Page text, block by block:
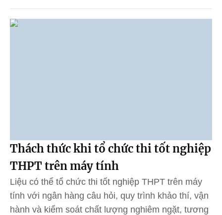
Thách thức khi tổ chức thi tốt nghiệp
THPT trên máy tính
Liệu có thể tổ chức thi tốt nghiệp THPT trên máy
tính với ngân hàng câu hỏi, quy trình khảo thí, vận
hành và kiểm soát chất lượng nghiêm ngặt, tương